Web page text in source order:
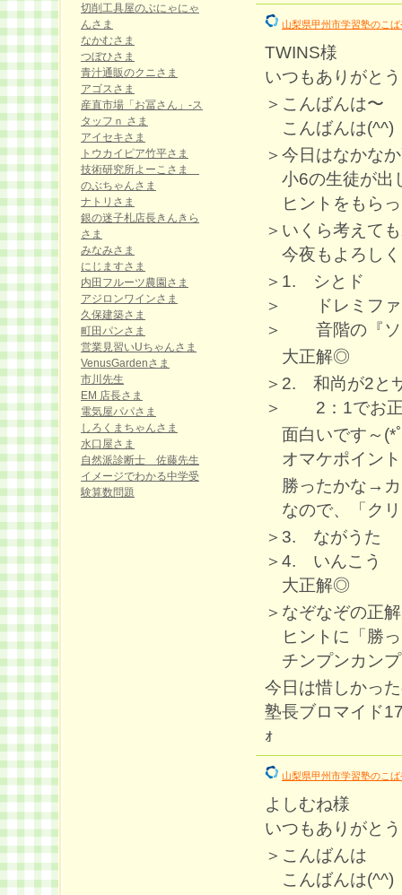
山梨県甲州市学習塾のこば
TWINS様
いつもありがと
＞こんばんは〜
こんばんは(^^)
＞今日はなかな
小6の生徒が出
ヒントをもらっ
＞いくら考えて
今夜もよろし
＞1. シとド
＞ ドレミファ
＞ 音階の『ソ
大正解◎
＞2. 和尚が2と
＞ 2：1でお正
面白いです～(*
オマケポイン
勝ったかな→カ
なので、「ク
＞3. ながうた
＞4. いんこう
大正解◎
＞なぞなぞの正
ヒントに「勝っ
チンプンカン
今日は惜しかっ
塾長ブロマイド
ｫ
山梨県甲州市学習塾のこば
よしむね様
いつもありがと
＞こんばんは
こんばんは(^^)
切削工具屋のぶにゃにゃ
んさま
なかむさま
つぼひさま
青汁通販のクニさま
アゴスさま
産直市場「お冨さん」-ス
タッフｎ さま
アイセキさま
トウカイピア竹平さま
技術研究所よーこさま
のぶちゃんさま
ナトリさま
銀の迷子札店長きんきら
さま
みなみさま
にじますさま
内田フルーツ農園さま
アジロンワインさま
久保建築さま
町田パンさま
営業見習いUちゃんさま
VenusGardenさま
市川先生
EM 店長さま
電気屋パパさま
しろくまちゃんさま
水口屋さま
自然派診断士 佐藤先生
イメージでわかる中学受
験算数問題